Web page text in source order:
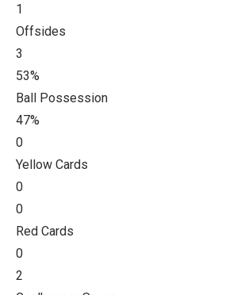
1
Offsides
3
53%
Ball Possession
47%
0
Yellow Cards
0
0
Red Cards
0
2